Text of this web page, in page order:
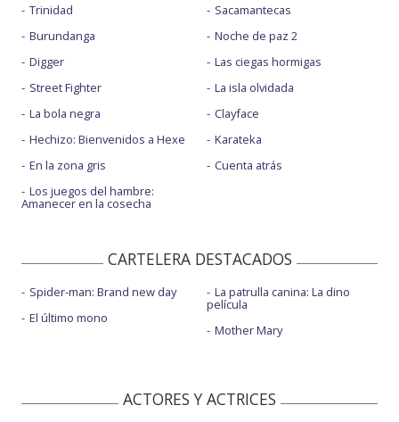
Trinidad
Burundanga
Digger
Street Fighter
La bola negra
Hechizo: Bienvenidos a Hexe
En la zona gris
Los juegos del hambre:
Amanecer en la cosecha
Sacamantecas
Noche de paz 2
Las ciegas hormigas
La isla olvidada
Clayface
Karateka
Cuenta atrás
CARTELERA DESTACADOS
Spider-man: Brand new day
El último mono
La patrulla canina: La dino
película
Mother Mary
ACTORES Y ACTRICES